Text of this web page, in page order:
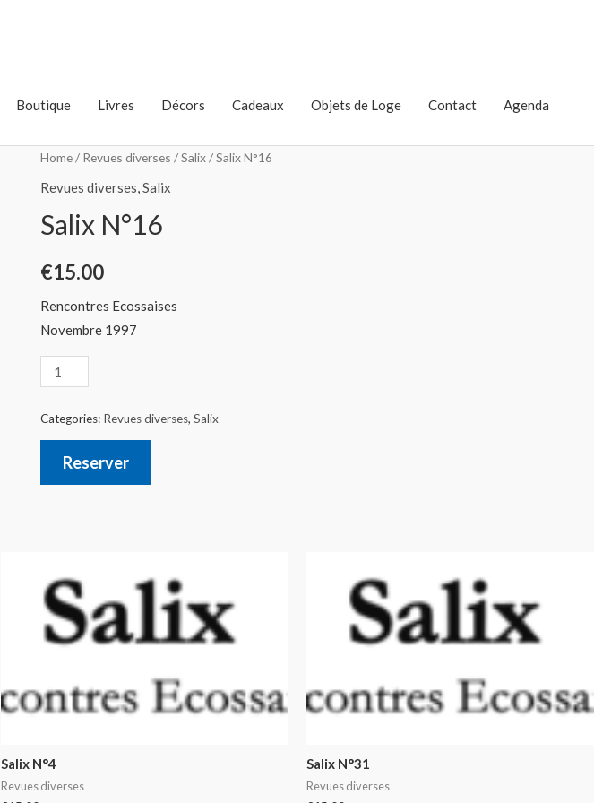
Boutique Livres Décors Cadeaux Objets de Loge Contact Agenda
Home/ Revues diverses /Salix/ Salix N°16
Revues diverses,Salix
Salix N°16
€15.00
Rencontres Ecossaises
Novembre 1997
Categories: Revues diverses, Salix
Reserver
Salix N°4
Revues diverses
Salix N°31
Revues diverses